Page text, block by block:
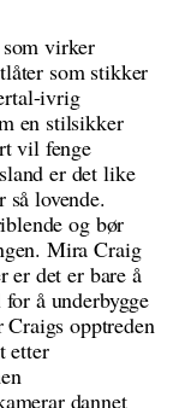
virker
som stikker
ivrig
en stilsikker
vil fenge
er det like
lovende.
og bør
Mira Craig
er det er bare å
å underbygge
Craigs opptreden
etter
dannet